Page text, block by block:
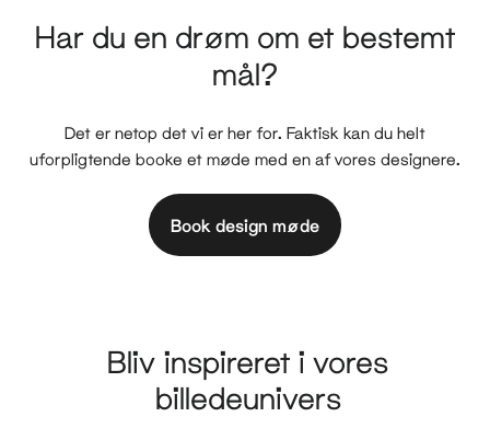
Har du en drøm om et bestemt
mål?
Det er netop det vi er her for. Faktisk kan du helt
uforpligtende booke et møde med en af vores designere.
Book design møde
Bliv inspireret i vores
billedeunivers